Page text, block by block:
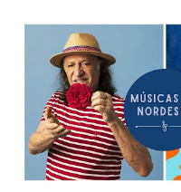
Pular para